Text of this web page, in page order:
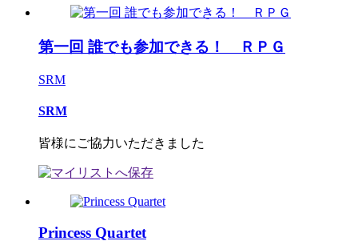
第一回 誰でも参加できる！ ＲＰＧ
SRM
SRM
皆様にご協力いただきました
Princess Quartet